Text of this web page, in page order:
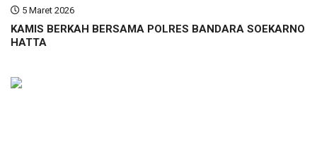
5 Maret 2026
KAMIS BERKAH BERSAMA POLRES BANDARA SOEKARNO
HATTA